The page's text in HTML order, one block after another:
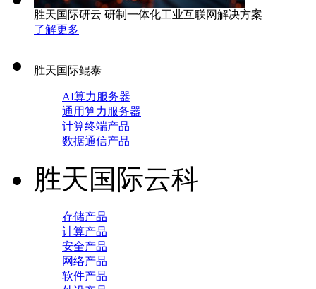
胜天国际研云 研制一体化工业互联网解决方案
了解更多
胜天国际鲲泰
AI算力服务器
通用算力服务器
计算终端产品
数据通信产品
胜天国际云科
存储产品
计算产品
安全产品
网络产品
软件产品